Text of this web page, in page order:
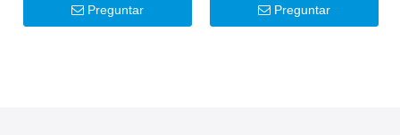
Preguntar
Preguntar